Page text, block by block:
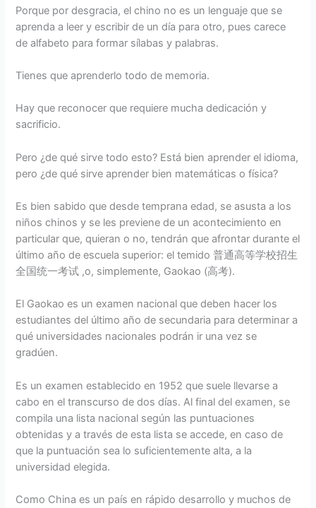
Porque por desgracia, el chino no es un lenguaje que se
aprenda a leer y escribir de un día para otro, pues carece
de alfabeto para formar sílabas y palabras.
Tienes que aprenderlo todo de memoria.
Hay que reconocer que requiere mucha dedicación y
sacrificio.
Pero ¿de qué sirve todo esto? Está bien aprender el idioma,
pero ¿de qué sirve aprender bien matemáticas o física?
Es bien sabido que desde temprana edad, se asusta a los
niños chinos y se les previene de un acontecimiento en
particular que, quieran o no, tendrán que afrontar durante el
último año de escuela superior: el temido 普通高等学校招生
全国统一考试 ,o, simplemente, Gaokao (高考).
El Gaokao es un examen nacional que deben hacer los
estudiantes del último año de secundaria para determinar a
qué universidades nacionales podrán ir una vez se
gradúen.
Es un examen establecido en 1952 que suele llevarse a
cabo en el transcurso de dos días. Al final del examen, se
compila una lista nacional según las puntuaciones
obtenidas y a través de esta lista se accede, en caso de
que la puntuación sea lo suficientemente alta, a la
universidad elegida.
Como China es un país en rápido desarrollo y muchos de